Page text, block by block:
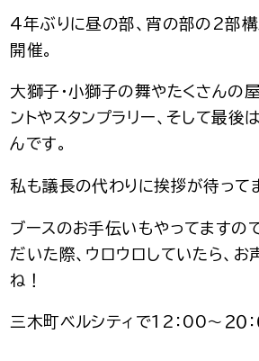
4年ぶりに昼の部、宵の部の2部構
開催。
大獅子・小獅子の舞やたくさんの
ントやスタンプラリー、そして最後
んです。
私も議長の代わりに挨拶が待って
ブースのお手伝いもやってますの
だいた際、ウロウロしていたら、お
ね！
三木町ベルシティで12：00～２０：